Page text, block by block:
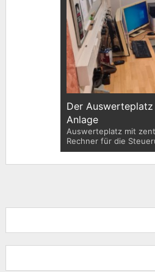
Der Auswerteplatz
Anlage
Auswerteplatz mit
Rechner für die
DISAG-Anlage und